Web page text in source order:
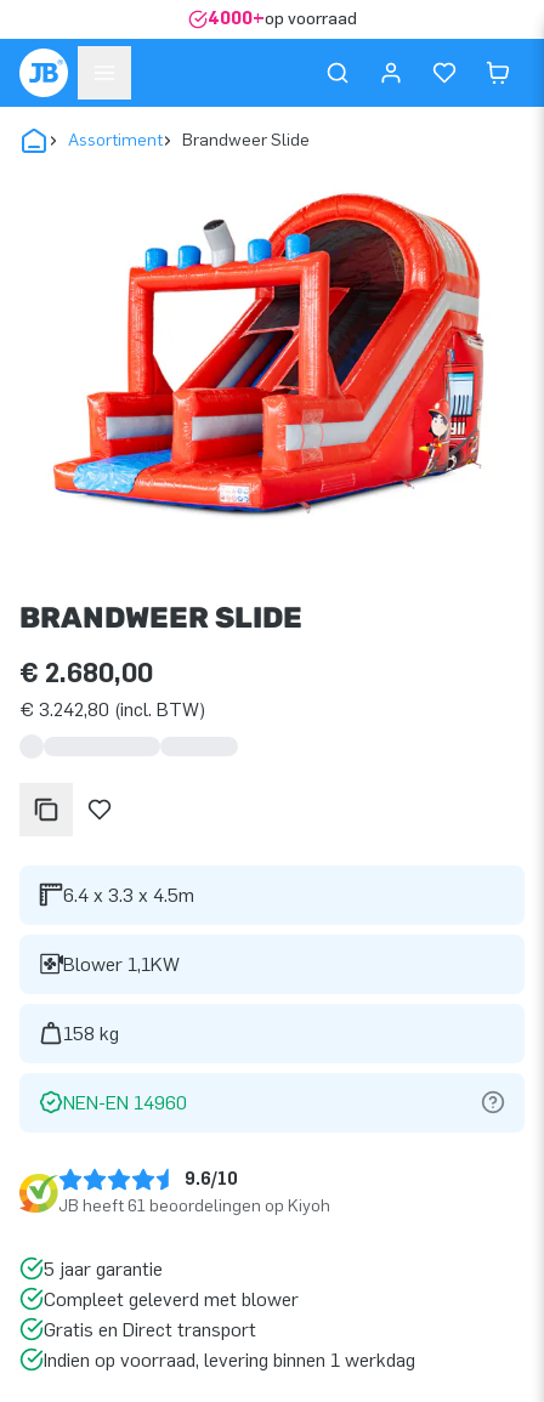
4000+op voorraad
Assortiment Brandweer Slide
BRANDWEER SLIDE
€ 2.680,00
€ 3.242,80 (incl. BTW)
6.4 x 3.3 x 4.5m
Blower 1,1KW
158 kg
NEN-EN 14960
9.6/10
JB heeft 61 beoordelingen op Kiyoh
5 jaar garantie
Compleet geleverd met blower
Gratis en Direct transport
Indien op voorraad, levering binnen 1 werkdag